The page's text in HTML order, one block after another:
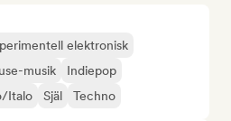
elektronisk
musik
Indiepop
Italo Själ Techno